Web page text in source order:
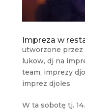
Impreza w
utworzone przez
lukow, dj na
team, imprezy
imprez djoles
W ta sobotę tj.